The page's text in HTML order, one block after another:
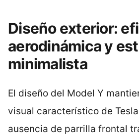
Diseño exterior:
aerodinámica y
minimalista
El diseño del Model Y
visual característico de
ausencia de parrilla frontal